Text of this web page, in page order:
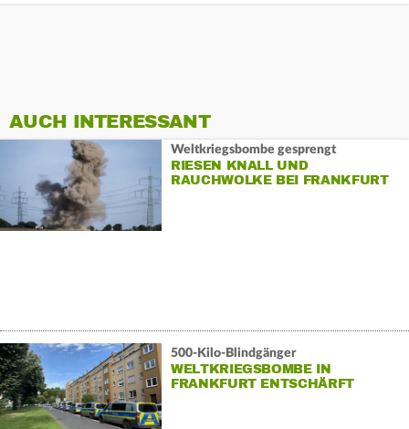
AUCH INTERESSANT
Weltkriegsbombe gesprengt
RIESEN KNALL UND
RAUCHWOLKE BEI FRANKFURT
500-Kilo-Blindgänger
WELTKRIEGSBOMBE IN
FRANKFURT ENTSCHÄRFT